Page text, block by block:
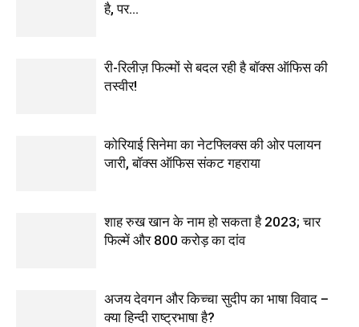
है, पर…
री-रिलीज़ फिल्मों से बदल रही है बॉक्स ऑफिस की
तस्वीर!
कोरियाई सिनेमा का नेटफ्लिक्स की ओर पलायन
जारी, बॉक्स ऑफिस संकट गहराया
शाह रुख खान के नाम हो सकता है 2023; चार
फिल्में और 800 करोड़ का दांव
अजय देवगन और किच्चा सुदीप का भाषा विवाद –
क्या हिन्दी राष्ट्रभाषा है?